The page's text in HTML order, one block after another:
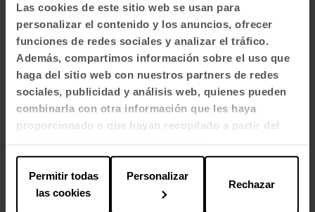
Las cookies de este sitio web se usan para
personalizar el contenido y los anuncios, ofrecer
funciones de redes sociales y analizar el tráfico.
Además, compartimos información sobre el uso que
haga del sitio web con nuestros partners de redes
sociales, publicidad y análisis web, quienes pueden
combinarla con otra información que les haya
proporcionado o que hayan recopilado a partir del
uso que haya hecho de sus servicios.
Permitir todas
las cookies
Personalizar
Rechazar
Products
Seating
Subscribe
I have read and accept the Privacy Policy
EN-US